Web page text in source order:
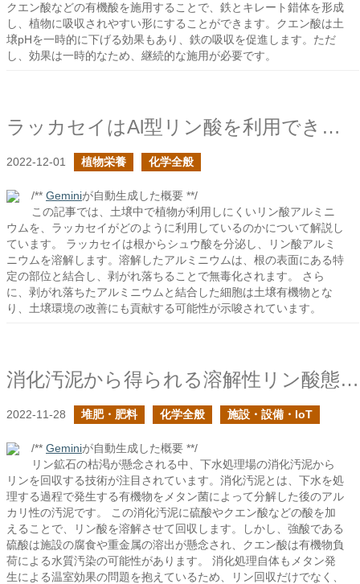
クエン酸などの有機酸を施用することで、鉄とキレート錯体を形成
し、植物に吸収されやすい形にすることができます。クエン酸は土
壌pHを一時的に下げる効果もあり、鉄の吸収を促進します。ただ
し、効果は一時的なため、継続的な施用が必要です。
ラッカセイはAl型リン酸を利用できるか？
2022-12-01 植物栄養 化学全般
/** Geminiが自動生成した概要 **/
この記事では、土壌中で植物が利用しにくいリン酸アルミニ
ウムを、ラッカセイがどのように利用しているのかについて解説し
ています。 ラッカセイは根からシュウ酸を分泌し、リン酸アルミ
ニウムを溶解します。溶解したアルミニウムは、根の表面にある特
定の部位と結合し、剥がれ落ちることで無毒化されます。 さら
に、剥がれ落ちたアルミニウムと結合した細胞は土壌有機物とな
り、土壌環境の改善にも貢献する可能性が示唆されています。
消化汚泥から得られる溶解性リン酸態リン
2022-11-28 堆肥・肥料 化学全般 施設・設備・IoT
/** Geminiが自動生成した概要 **/
リン鉱石の枯渇が懸念される中、下水処理場の消化汚泥から
リンを回収する技術が注目されています。消化汚泥とは、下水を処
理する過程で発生する有機物をメタン菌によって分解した後のアル
カリ性の汚泥です。 この消化汚泥に硫酸やクエン酸などの酸を加
えることで、リン酸を溶解させて回収します。しかし、強酸である
硫酸は施設の腐食や重金属の溶出が懸念され、クエン酸は有機物負
荷による水質汚染の可能性があります。 消化処理自体もメタン発
生による温室効果の問題を抱えているため、リン回収だけでなく、